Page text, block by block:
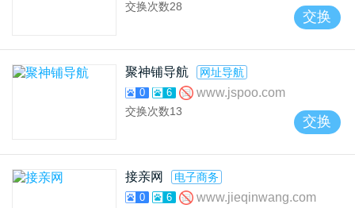
交换次数28
交换
聚神铺导航 网址导航
0 6 www.jspoo.com
交换次数13
交换
接亲网 电子商务
0 6 www.jieqinwang.com